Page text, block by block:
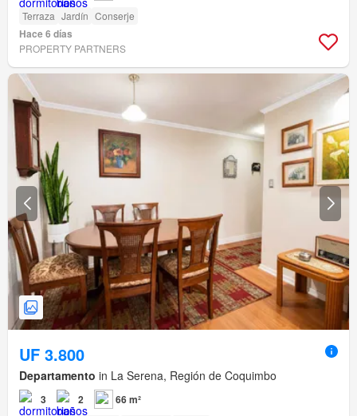
Terraza Jardín Conserje
Hace 6 días
PROPERTY PARTNERS
UF 3.800
Departamento in La Serena, Región de Coquimbo
3 2 66 m²